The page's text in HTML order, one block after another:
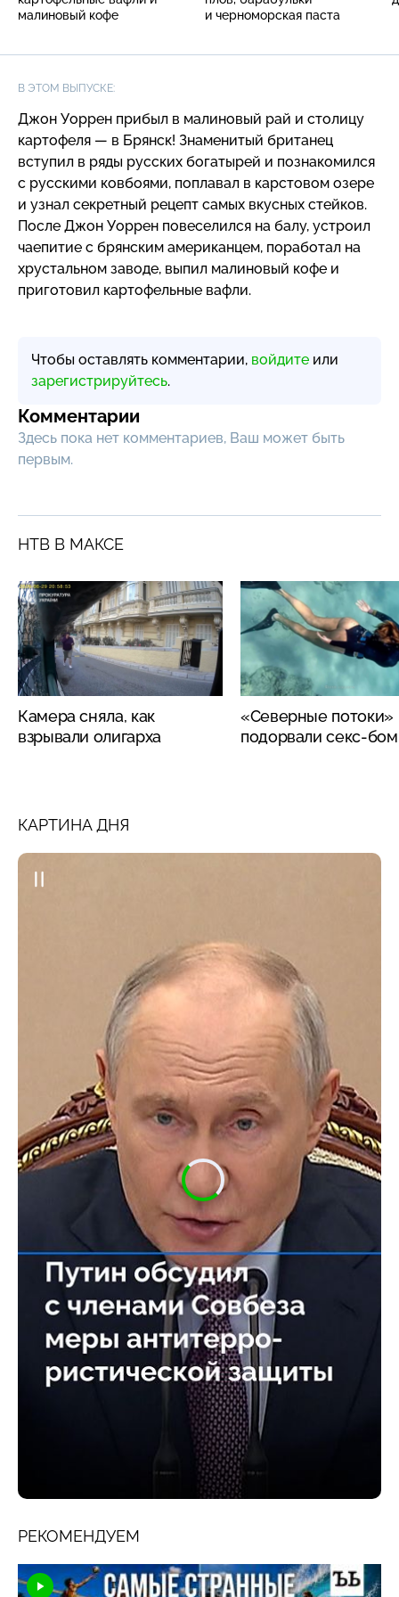
малиновый кофе
и черноморская паста
В ЭТОМ ВЫПУСКЕ:
Джон Уоррен прибыл в малиновый рай и столицу
картофеля — в Брянск! Знаменитый британец
вступил в ряды русских богатырей и познакомился
с русскими ковбоями, поплавал в карстовом озере
и узнал секретный рецепт самых вкусных стейков.
После Джон Уоррен повеселился на балу, устроил
чаепитие с брянским американцем, поработал на
хрустальном заводе, выпил малиновый кофе и
приготовил картофельные вафли.
Чтобы оставлять комментарии, войдите или
зарегистрируйтесь.
Комментарии
Здесь пока нет комментариев, Ваш может быть
первым.
НТВ В МАКСЕ
Камера сняла, как
взрывали олигарха
«Северные потоки»
подорвали секс-
КАРТИНА ДНЯ
РЕКОМЕНДУЕМ